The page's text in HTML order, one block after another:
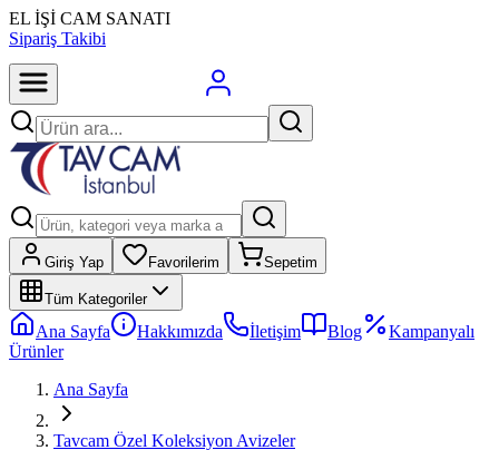
EL İŞİ CAM SANATI
Sipariş Takibi
Giriş Yap Favorilerim Sepetim
Tüm Kategoriler
Ana Sayfa Hakkımızda İletişim Blog
Kampanyalı
Ürünler
Ana Sayfa
Tavcam Özel Koleksiyon Avizeler